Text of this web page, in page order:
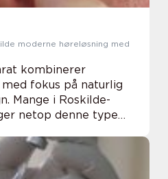
med
kombinerer
fokus på naturlig
Mange i Roskilde-
netop denne type
situationer og